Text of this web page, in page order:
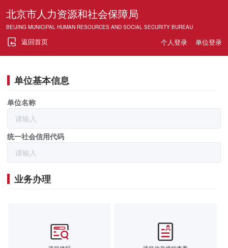
北京市人力资源和社会保障局
BEIJING MUNICIPAL HUMAN RESOURCES AND SOCIAL SECURITY BUREAU
返回首页 个人登录 单位登录
单位基本信息
单位名称
统一社会信用代码
业务办理